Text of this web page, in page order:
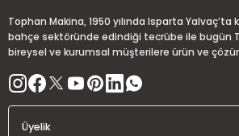
Bu ürüne benzer farklı alternatifler olmalı.
Tophan Makina, 1950 yılında Isparta Yalvaç’ta
bahçe sektöründe edindiği tecrübe ile bugün
bireysel ve kurumsal müşterilere ürün ve
Üyelik